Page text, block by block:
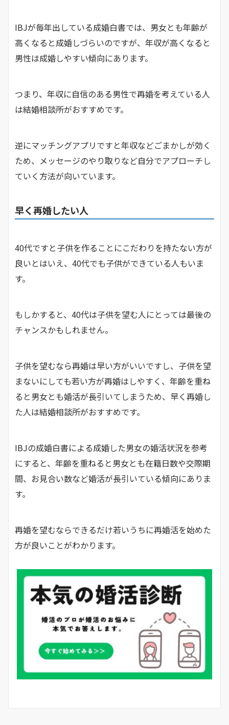
IBJが毎年出している成婚白書では、男女とも年齢が
高くなると成婚しづらいのですが、年収が高くなると
男性は成婚しやすい傾向にあります。
つまり、年収に自信のある男性で再婚を考えている人
は結婚相談所がおすすめです。
逆にマッチングアプリですと年収などごまかしが効く
ため、メッセージのやり取りなど自分でアプローチし
ていく方法が向いています。
早く再婚したい人
40代ですと子供を作ることにこだわりを持たない方が
良いとはいえ、40代でも子供ができている人もいま
す。
もしかすると、40代は子供を望む人にとっては最後の
チャンスかもしれません。
子供を望むなら再婚は早い方がいいですし、子供を望
まないにしても若い方が再婚はしやすく、年齢を重ね
ると男女とも婚活が長引いてしまうため、早く再婚し
た人は結婚相談所がおすすめです。
IBJの成婚白書による成婚した男女の婚活状況を参考
にすると、年齢を重ねると男女とも在籍日数や交際期
間、お見合い数など婚活が長引いている傾向にありま
す。
再婚を望むならできるだけ若いうちに再婚活を始めた
方が良いことがわかります。